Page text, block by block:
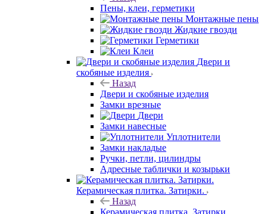
Пены, клеи, герметики
Монтажные пены
Жидкие гвозди
Герметики
Клеи
Двери и
скобяные изделия
Назад
Двери и скобяные изделия
Замки врезные
Двери
Замки навесные
Уплотнители
Замки накладые
Ручки, петли, цилиндры
Адресные таблички и козырьки
Керамическая плитка. Затирки.
Назад
Керамическая плитка. Затирки.